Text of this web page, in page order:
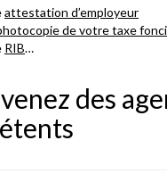
attestation d’employeur
de votre taxe
RIB…
des